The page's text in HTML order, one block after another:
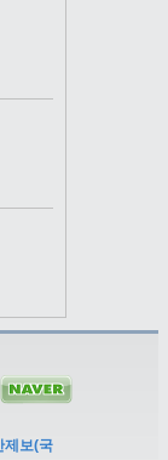
제보(국